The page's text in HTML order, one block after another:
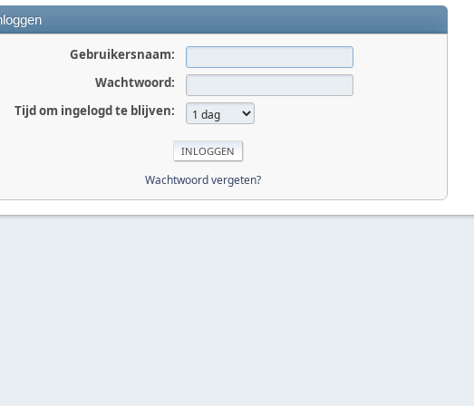
Gebruikersnaam:
Wachtwoord:
Tijd om ingelogd te blijven:
Wachtwoord vergeten?